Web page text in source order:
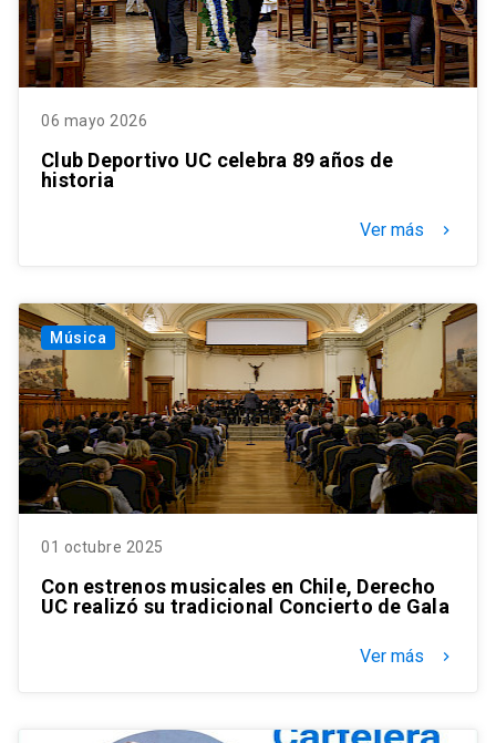
06 mayo 2026
Club Deportivo UC celebra 89 años de
historia
Ver más keyboard_arrow_right
Música
01 octubre 2025
Con estrenos musicales en Chile, Derecho
UC realizó su tradicional Concierto de Gala
Ver más keyboard_arrow_right